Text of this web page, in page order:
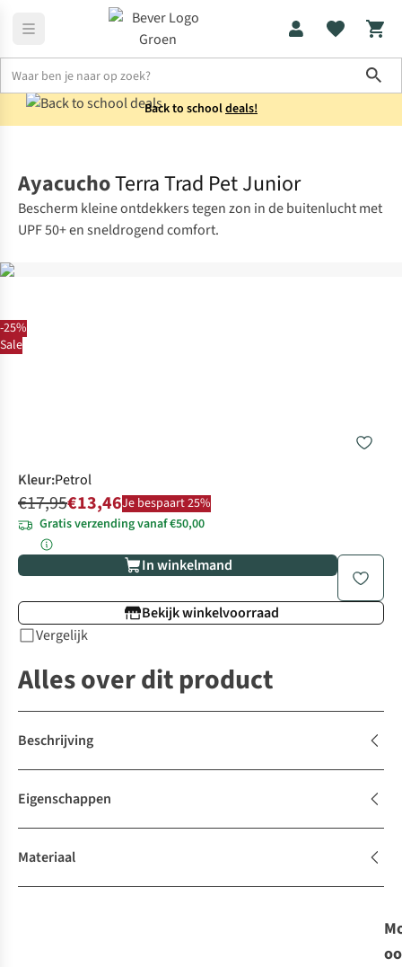
Back to schooldeals!
-25%
Sale
AyacuchoTerra Trad Pet Junior
Bescherm kleine ontdekkers tegen zon in de buitenlucht met
UPF 50+ en sneldrogend comfort.
Kleur:Petrol
€17,95€13,46Je bespaart 25%
Gratis verzending vanaf €50,00
In winkelmand
Bekijk winkelvoorraad
Vergelijk
Alles over dit product
Beschrijving
Eigenschappen
Materiaal